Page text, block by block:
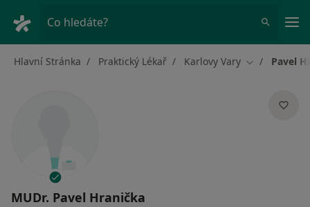
Co hledáte?
Hlavní Stránka Praktický Lékař Karlovy Vary Změna města
Pavel
MUDr. Pavel Hranička